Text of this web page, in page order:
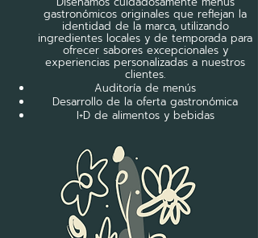
gastronómicos originales que reflejan la
identidad de la marca, utilizando
ingredientes locales y de temporada para
ofrecer sabores excepcionales y
experiencias personalizadas a nuestros
clientes.
Auditoría de menús
Desarrollo de la oferta gastronómica
I+D de alimentos y bebidas